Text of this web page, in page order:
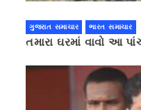
ગુજરાત સમાચાર ભારત સમાચાર
તમારા ઘરમાં વાવો આ